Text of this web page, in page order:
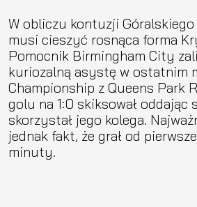
W obliczu kontuzji
musi cieszyć rosnąca forma
Pomocnik Birmingham City
kuriozalną asystę w ostatnim
Championship z Queens Park
golu na 1:0 skiksował oddając
skorzystał jego kolega.
jednak fakt, że grał od
minuty.